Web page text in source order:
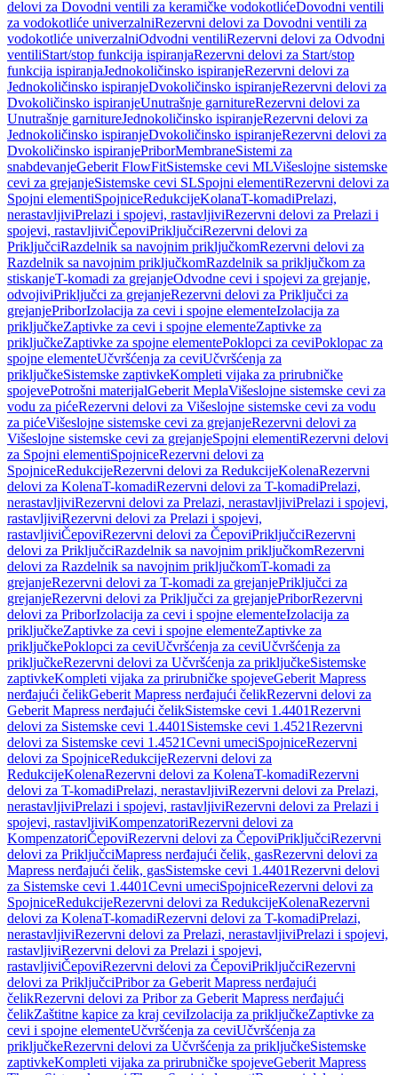
delovi za Dovodni ventili za keramičke vodokotlićeDovodni ventili
za vodokotliće univerzalniRezervni delovi za Dovodni ventili za
vodokotliće univerzalniOdvodni ventiliRezervni delovi za Odvodni
ventiliStart/stop funkcija ispiranjaRezervni delovi za Start/stop
funkcija ispiranjaJednokoličinsko ispiranjeRezervni delovi za
Jednokoličinsko ispiranjeDvokoličinsko ispiranjeRezervni delovi za
Dvokoličinsko ispiranjeUnutrašnje garnitureRezervni delovi za
Unutrašnje garnitureJednokoličinsko ispiranjeRezervni delovi za
Jednokoličinsko ispiranjeDvokoličinsko ispiranjeRezervni delovi za
Dvokoličinsko ispiranjePriborMembraneSistemi za
snabdevanjeGeberit FlowFitSistemske cevi MLVišeslojne sistemske
cevi za grejanjeSistemske cevi SLSpojni elementiRezervni delovi za
Spojni elementiSpojniceRedukcijeKolanaT-komadiPrelazi,
nerastavljiviPrelazi i spojevi, rastavljiviRezervni delovi za Prelazi i
spojevi, rastavljiviČepoviPriključciRezervni delovi za
PriključciRazdelnik sa navojnim priključkomRezervni delovi za
Razdelnik sa navojnim priključkomRazdelnik sa priključkom za
stiskanjeT-komadi za grejanjeOdvodne cevi i spojevi za grejanje,
odvojiviPriključci za grejanjeRezervni delovi za Priključci za
grejanjePriborIzolacija za cevi i spojne elementeIzolacija za
priključkeZaptivke za cevi i spojne elementeZaptivke za
priključkeZaptivke za spojne elementePoklopci za ceviPoklopac za
spojne elementeUčvršćenja za ceviUčvršćenja za
priključkeSistemske zaptivkeKompleti vijaka za prirubničke
spojevePotrošni materijalGeberit MeplaVišeslojne sistemske cevi za
vodu za pićeRezervni delovi za Višeslojne sistemske cevi za vodu
za pićeVišeslojne sistemske cevi za grejanjeRezervni delovi za
Višeslojne sistemske cevi za grejanjeSpojni elementiRezervni delovi
za Spojni elementiSpojniceRezervni delovi za
SpojniceRedukcijeRezervni delovi za RedukcijeKolenaRezervni
delovi za KolenaT-komadiRezervni delovi za T-komadiPrelazi,
nerastavljiviRezervni delovi za Prelazi, nerastavljiviPrelazi i spojevi,
rastavljiviRezervni delovi za Prelazi i spojevi,
rastavljiviČepoviRezervni delovi za ČepoviPriključciRezervni
delovi za PriključciRazdelnik sa navojnim priključkomRezervni
delovi za Razdelnik sa navojnim priključkomT-komadi za
grejanjeRezervni delovi za T-komadi za grejanjePriključci za
grejanjeRezervni delovi za Priključci za grejanjePriborRezervni
delovi za PriborIzolacija za cevi i spojne elementeIzolacija za
priključkeZaptivke za cevi i spojne elementeZaptivke za
priključkePoklopci za ceviUčvršćenja za ceviUčvršćenja za
priključkeRezervni delovi za Učvršćenja za priključkeSistemske
zaptivkeKompleti vijaka za prirubničke spojeveGeberit Mapress
nerđajući čelikGeberit Mapress nerđajući čelikRezervni delovi za
Geberit Mapress nerđajući čelikSistemske cevi 1.4401Rezervni
delovi za Sistemske cevi 1.4401 Sistemske cevi 1.4521Rezervni
delovi za Sistemske cevi 1.4521Cevni umeciSpojniceRezervni
delovi za SpojniceRedukcijeRezervni delovi za
RedukcijeKolenaRezervni delovi za KolenaT-komadiRezervni
delovi za T-komadiPrelazi, nerastavljiviRezervni delovi za Prelazi,
nerastavljiviPrelazi i spojevi, rastavljiviRezervni delovi za Prelazi i
spojevi, rastavljiviKompenzatoriRezervni delovi za
KompenzatoriČepoviRezervni delovi za ČepoviPriključciRezervni
delovi za PriključciMapress nerđajući čelik, gasRezervni delovi za
Mapress nerđajući čelik, gasSistemske cevi 1.4401Rezervni delovi
za Sistemske cevi 1.4401Cevni umeciSpojniceRezervni delovi za
SpojniceRedukcijeRezervni delovi za RedukcijeKolenaRezervni
delovi za KolenaT-komadiRezervni delovi za T-komadiPrelazi,
nerastavljiviRezervni delovi za Prelazi, nerastavljiviPrelazi i spojevi,
rastavljiviRezervni delovi za Prelazi i spojevi,
rastavljiviČepoviRezervni delovi za ČepoviPriključciRezervni
delovi za PriključciPribor za Geberit Mapress nerđajući
čelikRezervni delovi za Pribor za Geberit Mapress nerđajući
čelikZaštitne kapice za kraj ceviIzolacija za priključkeZaptivke za
cevi i spojne elementeUčvršćenja za ceviUčvršćenja za
priključkeRezervni delovi za Učvršćenja za priključkeSistemske
zaptivkeKompleti vijaka za prirubničke spojeveGeberit Mapress